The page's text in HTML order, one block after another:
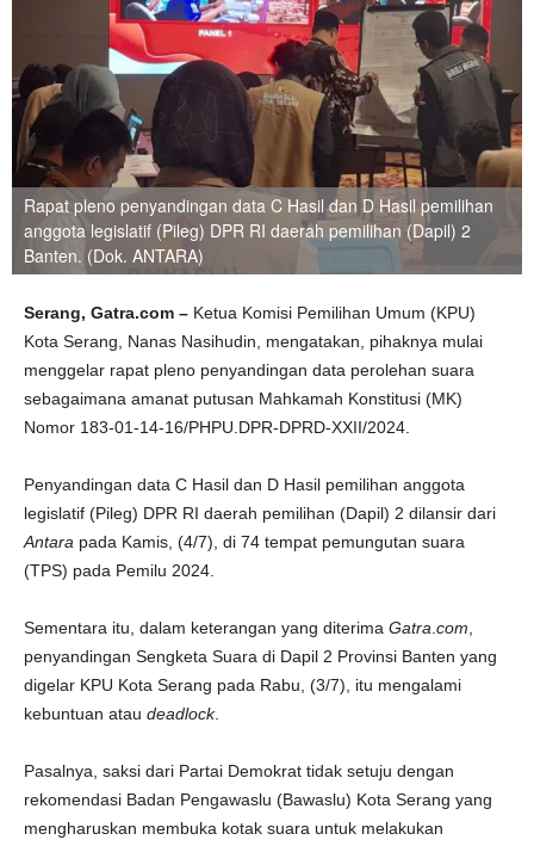
Rapat pleno penyandingan data C Hasil dan D Hasil pemilihan
anggota legislatif (Pileg) DPR RI daerah pemilihan (Dapil) 2
Banten. (Dok. ANTARA)
Serang, Gatra.com – Ketua Komisi Pemilihan Umum (KPU)
Kota Serang, Nanas Nasihudin, mengatakan, pihaknya mulai
menggelar rapat pleno penyandingan data perolehan suara
sebagaimana amanat putusan Mahkamah Konstitusi (MK)
Nomor 183-01-14-16/PHPU.DPR-DPRD-XXII/2024.
Penyandingan data C Hasil dan D Hasil pemilihan anggota
legislatif (Pileg) DPR RI daerah pemilihan (Dapil) 2 dilansir dari
Antara pada Kamis, (4/7), di 74 tempat pemungutan suara
(TPS) pada Pemilu 2024.
Sementara itu, dalam keterangan yang diterima Gatra com
penyandingan Sengketa Suara di Dapil 2 Provinsi Banten yang
digelar KPU Kota Serang pada Rabu, (3/7), itu mengalami
kebuntuan atau deadlock.
Pasalnya, saksi dari Partai Demokrat tidak setuju dengan
rekomendasi Badan Pengawaslu (Bawaslu) Kota Serang yang
mengharuskan membuka kotak suara untuk melakukan